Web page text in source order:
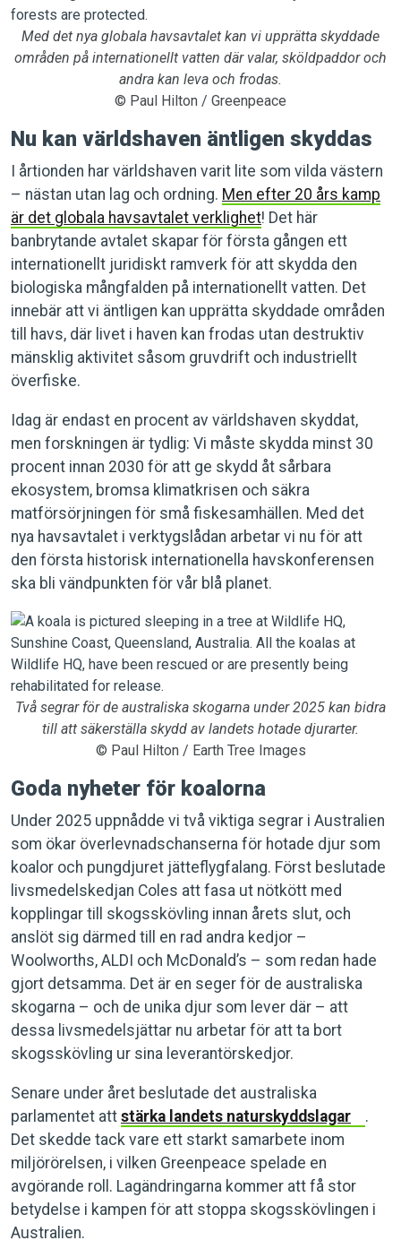
Med det nya globala havsavtalet kan vi upprätta skyddade
områden på internationellt vatten där valar, sköldpaddor och
andra kan leva och frodas.
© Paul Hilton / Greenpeace
Nu kan världshaven äntligen skyddas
I årtionden har världshaven varit lite som vilda västern
– nästan utan lag och ordning. Men efter 20 års kamp
är det globala havsavtalet verklighet! Det här
banbrytande avtalet skapar för första gången ett
internationellt juridiskt ramverk för att skydda den
biologiska mångfalden på internationellt vatten. Det
innebär att vi äntligen kan upprätta skyddade områden
till havs, där livet i haven kan frodas utan destruktiv
mänsklig aktivitet såsom gruvdrift och industriellt
överfiske.
Idag är endast en procent av världshaven skyddat,
men forskningen är tydlig: Vi måste skydda minst 30
procent innan 2030 för att ge skydd åt sårbara
ekosystem, bromsa klimatkrisen och säkra
matförsörjningen för små fiskesamhällen. Med det
nya havsavtalet i verktygslådan arbetar vi nu för att
den första historisk internationella havskonferensen
ska bli vändpunkten för vår blå planet.
Två segrar för de australiska skogarna under 2025 kan bidra
till att säkerställa skydd av landets hotade djurarter.
© Paul Hilton / Earth Tree Images
Goda nyheter för koalorna
Under 2025 uppnådde vi två viktiga segrar i Australien
som ökar överlevnadschanserna för hotade djur som
koalor och pungdjuret jätteflygfalang. Först beslutade
livsmedelskedjan Coles att fasa ut nötkött med
kopplingar till skogsskövling innan årets slut, och
anslöt sig därmed till en rad andra kedjor –
Woolworths, ALDI och McDonald’s – som redan hade
gjort detsamma. Det är en seger för de australiska
skogarna – och de unika djur som lever där – att
dessa livsmedelsjättar nu arbetar för att ta bort
skogsskövling ur sina leverantörskedjor.
Senare under året beslutade det australiska
parlamentet att stärka landets naturskyddslagar
.
Det skedde tack vare ett starkt samarbete inom
miljörörelsen, i vilken Greenpeace spelade en
avgörande roll. Lagändringarna kommer att få stor
betydelse i kampen för att stoppa skogsskövlingen i
Australien.